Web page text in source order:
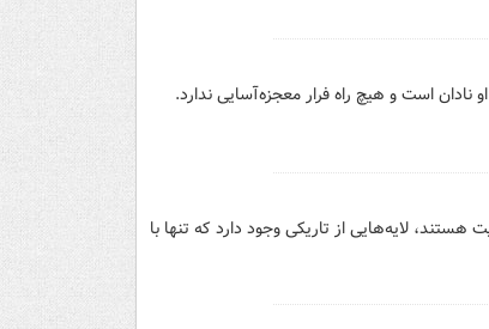
است و هیچ راه فرار معجزه‌آسایی ندارد.
لایه‌هایی از تاریکی وجود دارد که تنها با